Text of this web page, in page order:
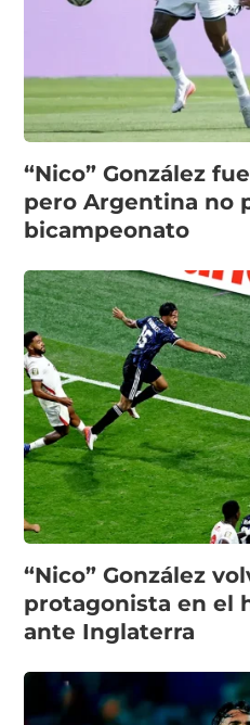
“Nico” González
pero Argentina no
bicampeonato
“Nico” González
protagonista en el
ante Inglaterra